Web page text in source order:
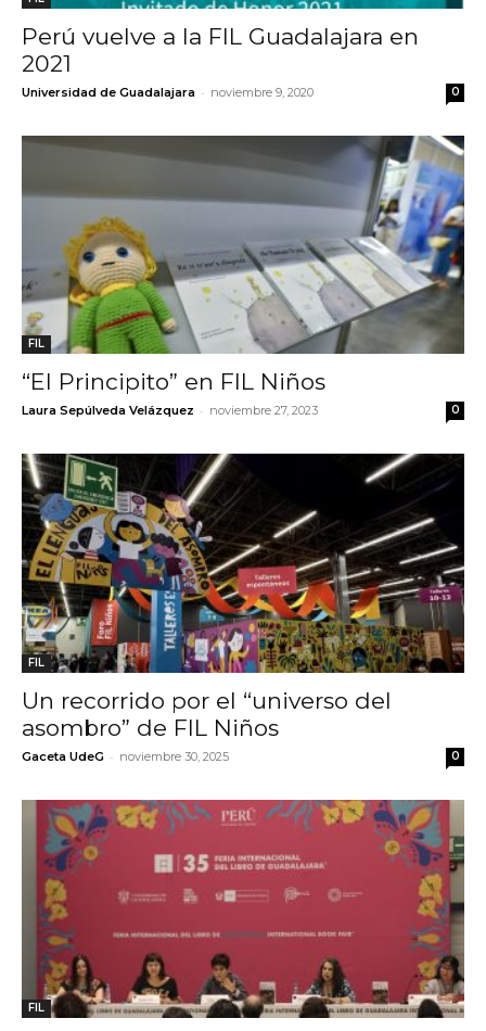
Perú vuelve a la FIL Guadalajara en
2021
Universidad de Guadalajara - noviembre 9, 2020 0
FIL
“El Principito” en FIL Niños
Laura Sepúlveda Velázquez - noviembre 27, 2023 0
FIL
Un recorrido por el “universo del
asombro” de FIL Niños
Gaceta UdeG - noviembre 30, 2025 0
FIL